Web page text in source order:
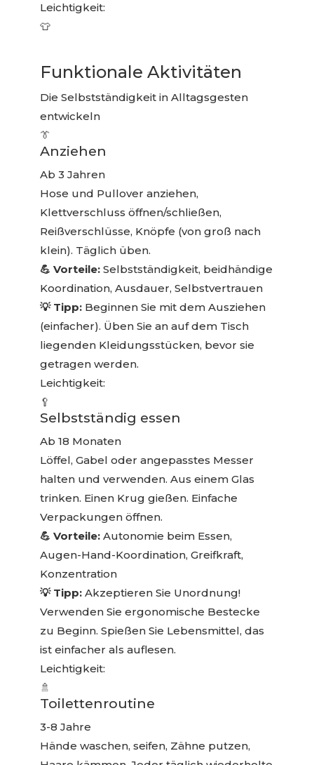
Leichtigkeit:
👕
Funktionale Aktivitäten
Die Selbstständigkeit in Alltagsgesten
entwickeln
👔
Anziehen
Ab 3 Jahren
Hose und Pullover anziehen,
Klettverschluss öffnen/schließen,
Reißverschlüsse, Knöpfe (von groß nach
klein). Täglich üben.
💪 Vorteile:Selbstständigkeit, beidhändige
Koordination, Ausdauer, Selbstvertrauen
💡 Tipp:Beginnen Sie mit dem Ausziehen
(einfacher). Üben Sie an auf dem Tisch
liegenden Kleidungsstücken, bevor sie
getragen werden.
Leichtigkeit:
🥄
Selbstständig essen
Ab 18 Monaten
Löffel, Gabel oder angepasstes Messer
halten und verwenden. Aus einem Glas
trinken. Einen Krug gießen. Einfache
Verpackungen öffnen.
💪 Vorteile:Autonomie beim Essen,
Augen-Hand-Koordination, Greifkraft,
Konzentration
💡 Tipp:Akzeptieren Sie Unordnung!
Verwenden Sie ergonomische Bestecke
zu Beginn. Spießen Sie Lebensmittel, das
ist einfacher als auflesen.
Leichtigkeit:
🚿
Toilettenroutine
3-8 Jahre
Hände waschen, seifen, Zähne putzen,